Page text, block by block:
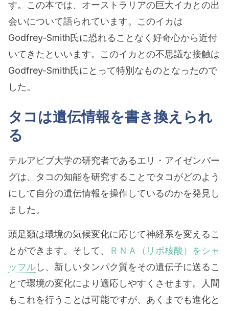
す。この本では、オーストラリアの巨大イカとの出
会いについて語られています。このイカは
Godfrey-Smith氏に恐れることなく好奇心から近付
いてきたといいます。このイカとの不思議な接触は
Godfrey-Smith氏にとって特別なものとなったので
した。
タコは遺伝情報を書き換えられ
る
テルアビブ大学の研究者であるエリ・アイゼンバー
グは、タコの知能を研究することでタコがどのよう
にして自分の遺伝情報を操作しているのかを発見し
ました。
頭足類は環境の気候変化に応じて神経系を変えるこ
とができます。そして、
ＲＮＡ（リボ核酸）をシャ
ッフルし、新しいタンパク質をその遺伝子に送るこ
とで環境の変化により適応しやすくさせます。人間
もこれを行うことは可能ですが、あくまでも進化と